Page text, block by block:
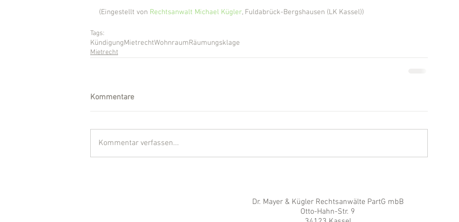
(Eingestellt von Rechtsanwalt Michael Kügler, Fuldabrück-Bergshausen (LK Kassel))
Tags:
KündigungMietrechtWohnraumRäumungsklage
Mietrecht
Kommentare
Kommentar verfassen...
Dr. Mayer & Kügler Rechtsanwälte PartG mbB
Otto-Hahn-Str. 9